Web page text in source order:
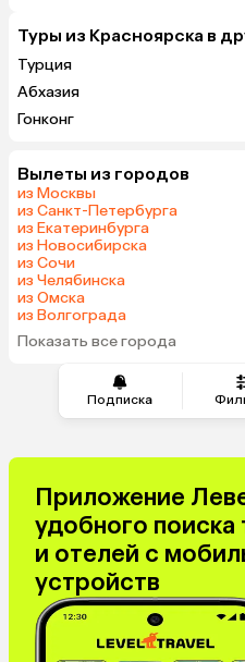
Подписка
Туры из Красноярска в
Турция
Абхазия
Гонконг
Вылеты из городов
из Москвы
из Санкт-Петербурга
из Екатеринбурга
из Новосибирска
из Сочи
из Челябинска
из Омска
из Волгограда
Показать все города
Приложение
удобного поиска
и отелей с
устройств